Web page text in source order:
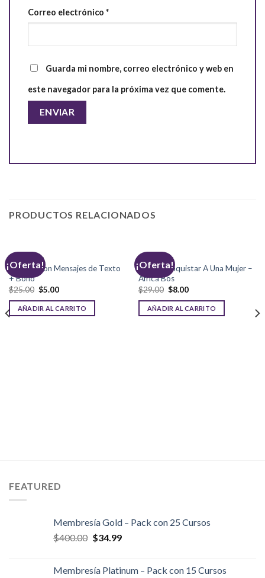
Correo electrónico *
Guarda mi nombre, correo electrónico y web en
este navegador para la próxima vez que comente.
PRODUCTOS RELACIONADOS
¡Oferta!
SEDUCCIÓN
Seducir Con Mensajes de Texto
+ Bono
$25.00 El
original
era:
$5.00El
actual
es:
AÑADIR AL CARRITO
¡Oferta!
SEDUCCIÓN
Cómo Conquistar A Una Mujer –
África Bos
$29.00 El
original
era:
$8.00El
actual
es:
AÑADIR AL CARRITO
FEATURED
Membresía Gold – Pack con 25 Cursos
$400.00 El
era:
$34.99El
es:
Membresía Platinum – Pack con 15 Cursos